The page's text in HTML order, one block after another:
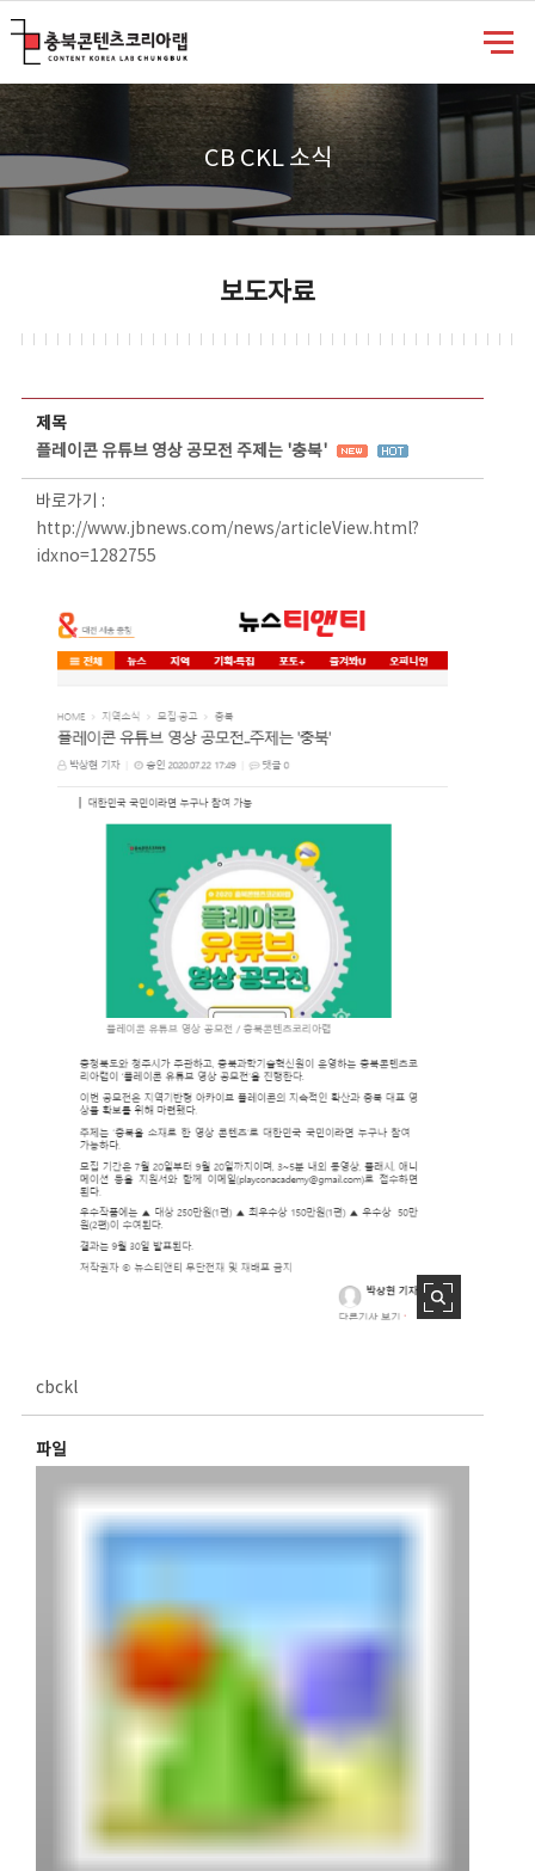
CB CKL 소식
보도자료
제목
플레이콘 유튜브 영상 공모전 주제는 '충북'
바로가기 :
http://www.jbnews.com/news/articleView.html?
idxno=1282755
cbckl
파일